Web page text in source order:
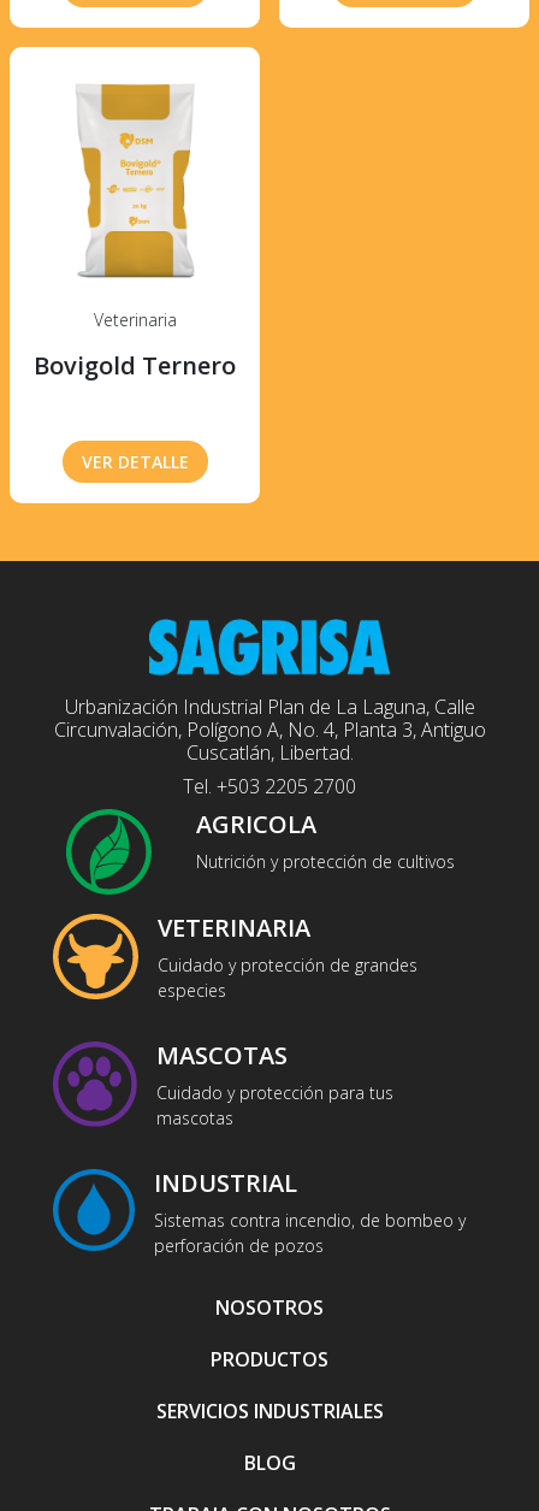
Veterinaria
Bovigold Ternero
VER DETALLE
Urbanización Industrial Plan de La Laguna, Calle
Circunvalación, Polígono A, No. 4, Planta 3, Antiguo
Cuscatlán, Libertad.
Tel. +503 2205 2700
AGRICOLA
Nutrición y protección de cultivos
VETERINARIA
Cuidado y protección de grandes
especies
MASCOTAS
Cuidado y protección para tus
mascotas
INDUSTRIAL
Sistemas contra incendio, de bombeo y
perforación de pozos
NOSOTROS
PRODUCTOS
SERVICIOS INDUSTRIALES
BLOG